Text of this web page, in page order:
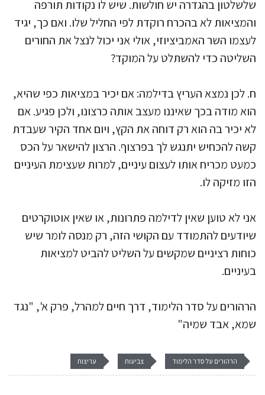
שלשלטון בהגדרה יש חולשות. שיש לו נקודות תורפה
והמציאות לא בהכרח רוקדת לפי החליל שלו. ואם כך, יגיד
לעצמו השר האמביציוזי, אולי אני יכול לנצל את החורים
השליטה כדי להשתלט על המוקד?
ח. לכן נמצא העריץ בדילמה: אם יכיר במציאות כפי שהיא,
הוא מודה בכך שאיננו מעצב אותה כרצונו, ולכן פגיע. אם
לא יכיר בה הוא רק דוחה את הקץ, ויום אחד הקיר שעבדת
קשה להכחיש יתנגש לך בפרצוף. הרצון להישאר על הכס
כמעט מכריח אותו לעצום עיניים, למרות שעצימת העיניים
הזו מזיקה לו.
אני לא טוען שאין לדילמה פתרונות, או שאין אוטוקרטים
שיודעים להתמודד עם הקושי הזה, רק מנסה לומר שיש
כוחות רציניים שמקשים על השליט להביט למציאות
בעיניים.
הרהורים על סדר הלימוד, דרך חיים למהרל, פרק א', "נגד
שמא, אבד שמיה"
הרהורים על סדר הלימוד צביעות עריצות